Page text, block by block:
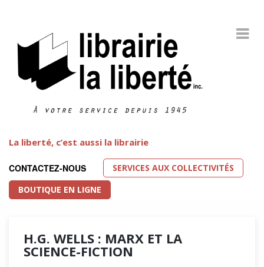
La liberté, c’est aussi la librairie
CONTACTEZ-NOUS
SERVICES AUX COLLECTIVITÉS
BOUTIQUE EN LIGNE
H.G. WELLS : MARX ET LA
SCIENCE-FICTION